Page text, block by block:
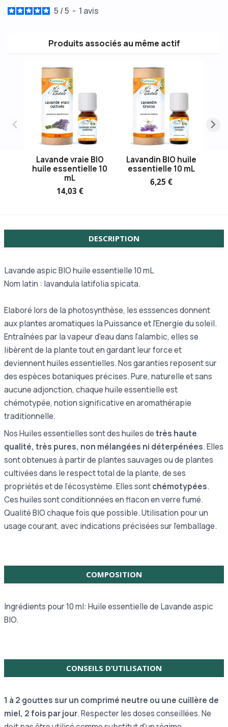
5 /5 - 1 avis
Produits associés au même actif
Lavande vraie BIO
huile essentielle 10
mL
14,03 €
Lavandin BIO huile
essentielle 10 mL
6,25 €
DESCRIPTION
Lavande aspic BIO huile essentielle 10 mL
Nom latin : lavandula latifolia spicata.
Elaboré lors de la photosynthèse, les esssences donnent
aux plantes aromatiques la Puissance et l'Energie du soleil.
Entraînées par la vapeur d'eau dans l'alambic, elles se
libèrent de la plante tout en gardant leur force et
deviennent huiles essentielles. Nos garanties reposent sur
des espèces botaniques précises. Pure, naturelle et sans
aucune adjonction, chaque huile essentielle est
chémotypée, notion significative en aromathérapie
traditionnelle.
Nos Huiles essentielles sont des huiles detrès haute
qualité, très pures, non mélangées ni déterpénées. Elles
sont obtenues à partir de plantes sauvages ou de plantes
cultivées dans le respect total de la plante, de ses
propriétés et de l’écosystème. Elles sontchémotypées.
Ces huiles sont conditionnées en flacon en verre fumé.
Qualité BIO chaque fois que possible. Utilisation pour un
usage courant, avec indications précisées sur l’emballage.
COMPOSITION
Ingrédients pour 10 ml: Huile essentielle de Lavande aspic
BIO.
CONSEILS D’UTILISATION
1 à 2 gouttes sur un comprimé neutre ou une cuillère de
miel, 2 fois par jour.Respecter les doses conseillées. Ne